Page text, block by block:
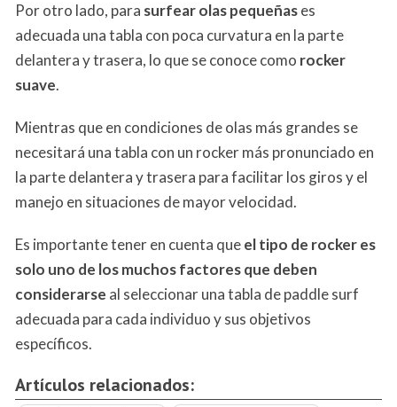
Por otro lado, para surfear olas pequeñases
adecuada una tabla con poca curvatura en la parte
delantera y trasera, lo que se conoce como rocker
suave.
Mientras que en condiciones de olas más grandes se
necesitará una tabla con un rocker más pronunciado en
la parte delantera y trasera para facilitar los giros y el
manejo en situaciones de mayor velocidad.
Es importante tener en cuenta queel tipo de rocker es
solo uno de los muchos factores que deben
considerarse al seleccionar una tabla de paddle surf
adecuada para cada individuo y sus objetivos
específicos.
Artículos relacionados: